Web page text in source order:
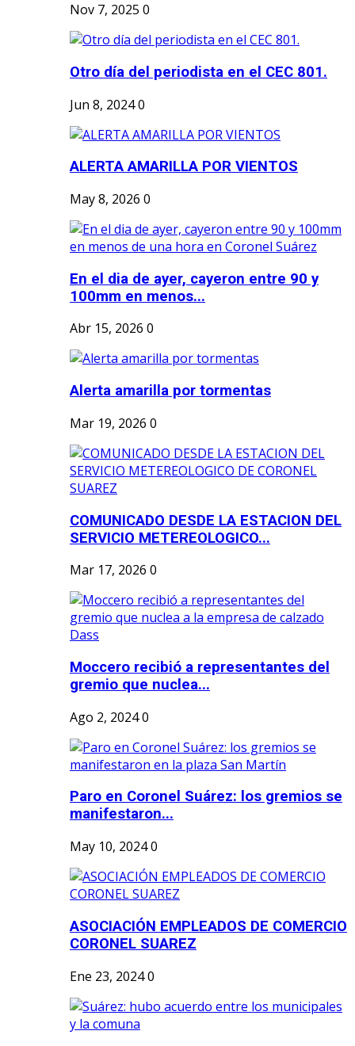
Nov 7, 2025 0
Otro día del periodista en el CEC 801.
Jun 8, 20240
ALERTA AMARILLA POR VIENTOS
May 8, 2026 0
En el dia de ayer, cayeron entre 90 y
100mm en menos...
Abr 15, 2026 0
Alerta amarilla por tormentas
Mar 19, 2026 0
COMUNICADO DESDE LA ESTACION DEL
SERVICIO METEREOLOGICO...
Mar 17, 2026 0
Moccero recibió a representantes del
gremio que nuclea...
Ago 2, 20240
Paro en Coronel Suárez: los gremios se
manifestaron...
May 10, 20240
ASOCIACIÓN EMPLEADOS DE COMERCIO
CORONEL SUAREZ
Ene 23, 20240